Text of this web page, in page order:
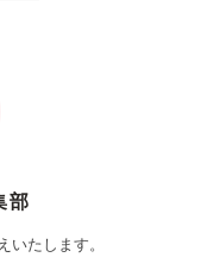
部
いたします。